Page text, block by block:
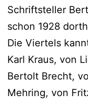
Schriftsteller
schon 1928
Die Viertels
Karl Kraus, von
Bertolt Brecht,
Mehring, von